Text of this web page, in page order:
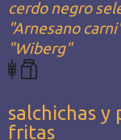
cerdo negro
"Arnesano
"Wiberg"
salchichas y
fritas